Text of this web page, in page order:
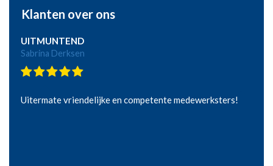
Klanten over ons
UITMUNTEND
Sabrina Derksen
Uitermate vriendelijke en competente medewerksters!